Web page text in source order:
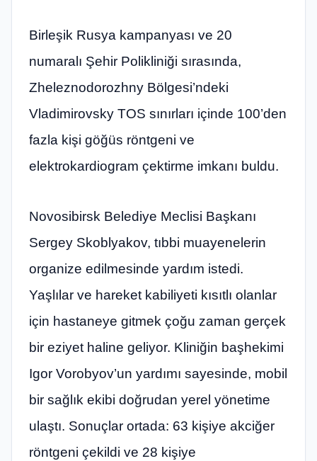
Birleşik Rusya kampanyası ve 20
numaralı Şehir Polikliniği sırasında,
Zheleznodorozhny Bölgesi’ndeki
Vladimirovsky TOS sınırları içinde 100’den
fazla kişi göğüs röntgeni ve
elektrokardiogram çektirme imkanı buldu.
Novosibirsk Belediye Meclisi Başkanı
Sergey Skoblyakov, tıbbi muayenelerin
organize edilmesinde yardım istedi.
Yaşlılar ve hareket kabiliyeti kısıtlı olanlar
için hastaneye gitmek çoğu zaman gerçek
bir eziyet haline geliyor. Kliniğin başhekimi
Igor Vorobyov’un yardımı sayesinde, mobil
bir sağlık ekibi doğrudan yerel yönetime
ulaştı. Sonuçlar ortada: 63 kişiye akciğer
röntgeni çekildi ve 28 kişiye